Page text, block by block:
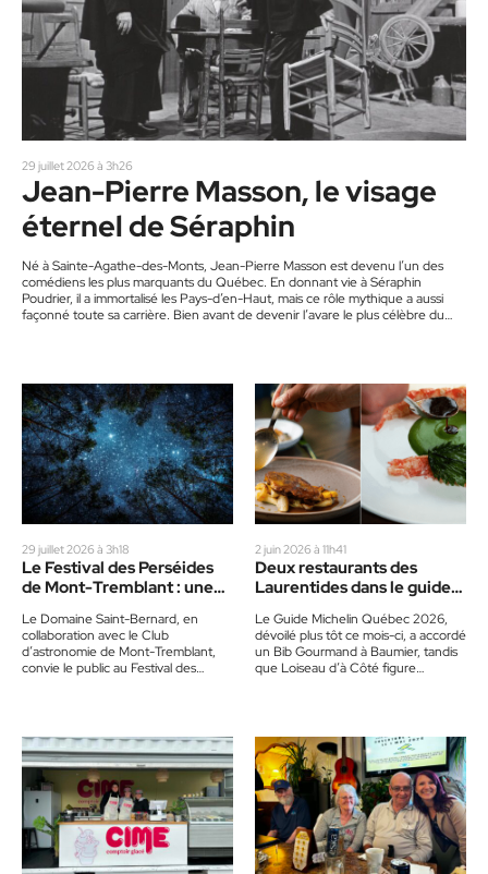
29 juillet 2026 à 3h26
Jean-Pierre Masson, le visage
éternel de Séraphin
Né à Sainte-Agathe-des-Monts, Jean-Pierre Masson est devenu l’un des
comédiens les plus marquants du Québec. En donnant vie à Séraphin
Poudrier, il a immortalisé les Pays-d’en-Haut, mais ce rôle mythique a aussi
façonné toute sa carrière. Bien avant de devenir l’avare le plus célèbre du
29 juillet 2026 à 3h18
Le Festival des Perséides
de Mont-Tremblant : une
Le Domaine Saint-Bernard, en
collaboration avec le Club
d’astronomie de Mont-Tremblant,
convie le public au Festival des
2 juin 2026 à 11h41
Deux restaurants des
Laurentides dans le guide
Le Guide Michelin Québec 2026,
dévoilé plus tôt ce mois-ci, a accordé
un Bib Gourmand à Baumier, tandis
que Loiseau d’à Côté figure